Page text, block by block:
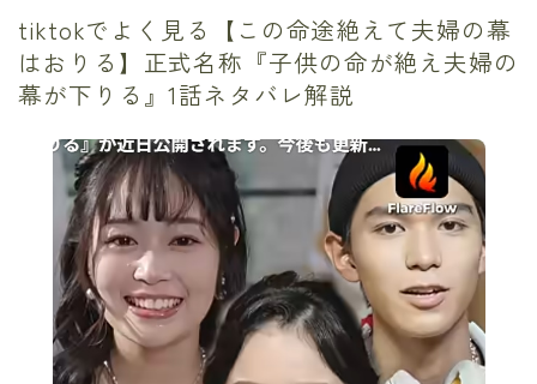
tiktokでよく見る【この命途絶えて夫婦の幕
はおりる】正式名称『子供の命が絶え夫婦の
幕が下りる』1話ネタバレ解説